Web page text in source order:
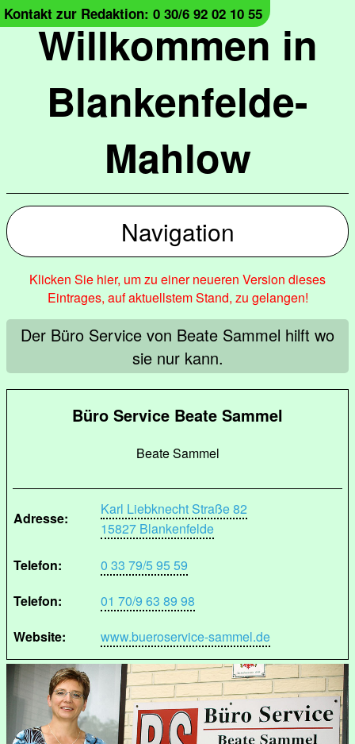
Willkommen in
Blankenfelde-
Mahlow
Kontakt zur Redaktion: 0 30/6 92 02 10 55
Navigation
Klicken Sie hier, um zu einer neueren Version dieses
Eintrages, auf aktuellstem Stand, zu gelangen!
Der Büro Service von Beate Sammel hilft wo
sie nur kann.
Büro Service Beate Sammel
Beate Sammel
Adresse:
Karl Liebknecht Straße 82
15827 Blankenfelde
Telefon:
0 33 79/5 95 59
Telefon:
01 70/9 63 89 98
Website:
www.bueroservice-sammel.de